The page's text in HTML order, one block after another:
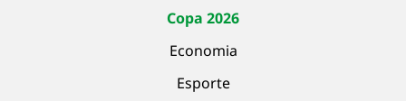
Copa 2026
Economia
Esporte